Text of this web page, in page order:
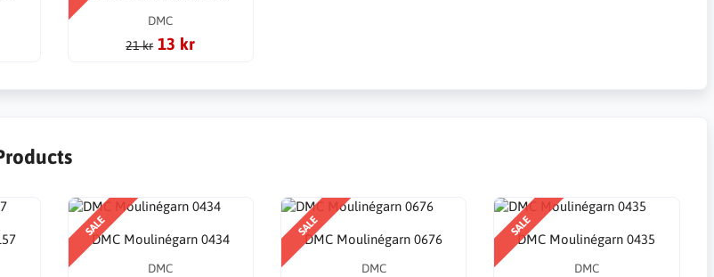
DMC
21 kr 13 kr
SALE
DMC Moulinégarn 0434
DMC
SALE
DMC Moulinégarn 0676
DMC
SALE
DMC Moulinégarn 0435
DMC